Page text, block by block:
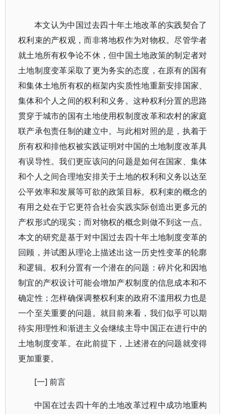
本文认为中国过去四十年土地改革的实践契合了
权利束的产权观，而非将地权作为对物权。尽管学者
就土地所有权争论不休，但中国土地政策的制定者对
土地制度变革采取了更为务实的态度，在原有的国有
和集体土地所有权的框架内实质性地重新安排国家、
集体和个人之间的权利和义务。这种权利分置的思路
贯穿于城市的国有土地使用权制度改革和农村的家庭
联产承包责任制的建立中。与此相对照的是，执着于
所有权和排他权被实践证明对中国的土地制度改革具
有误导性。我们更应该问的问题是如何在国家、集体
和个人之间合理地安排关于土地的权利和义务以达至
公平效率和发展等可欲的政策目标。权利束的概念的
有用之处在于它更符合社会实践实际创造出更多元的
产权形式的现实；而对物权的概念则做不到这一点。
本文的研究是基于对中国过去四十年土地制度变革的
回顾，并试图从理论上描述出这一历史性变革的轮廓
和逻辑。权利分置有一个潜在的问题：碎片化和因地
制宜的产权设计可能会增加产权制度的信息成本和不
确定性；怎样确保调整权利束的政府不滥用权力也是
一个至关重要的问题。就目前来看，我们似乎可以期
待实用理性和渐进主义会继续主导中国正在进行中的
土地制度变革。在此前提下，上述潜在的问题就变得
更加重要。
[一] 前言
中国在过去四十年的土地改革过程中成功地重构